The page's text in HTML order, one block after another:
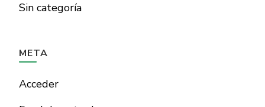
Sin categoría
META
Acceder